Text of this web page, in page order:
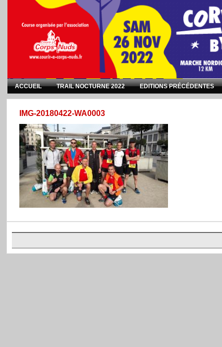
ACCUEIL TRAIL NOCTURNE 2022 EDITIONS PRÉCÉDENTES
IMG-20180422-WA0003